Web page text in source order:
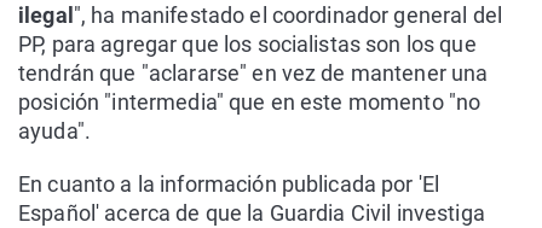
ilegal ", ha manifestado el coordinador general del
PP, para agregar que los socialistas son los que
tendrán que "aclararse" en vez de mantener una
posición "intermedia" que en este momento "no
ayuda".
En cuanto a la información publicada por 'El
Español' acerca de que la Guardia Civil investiga